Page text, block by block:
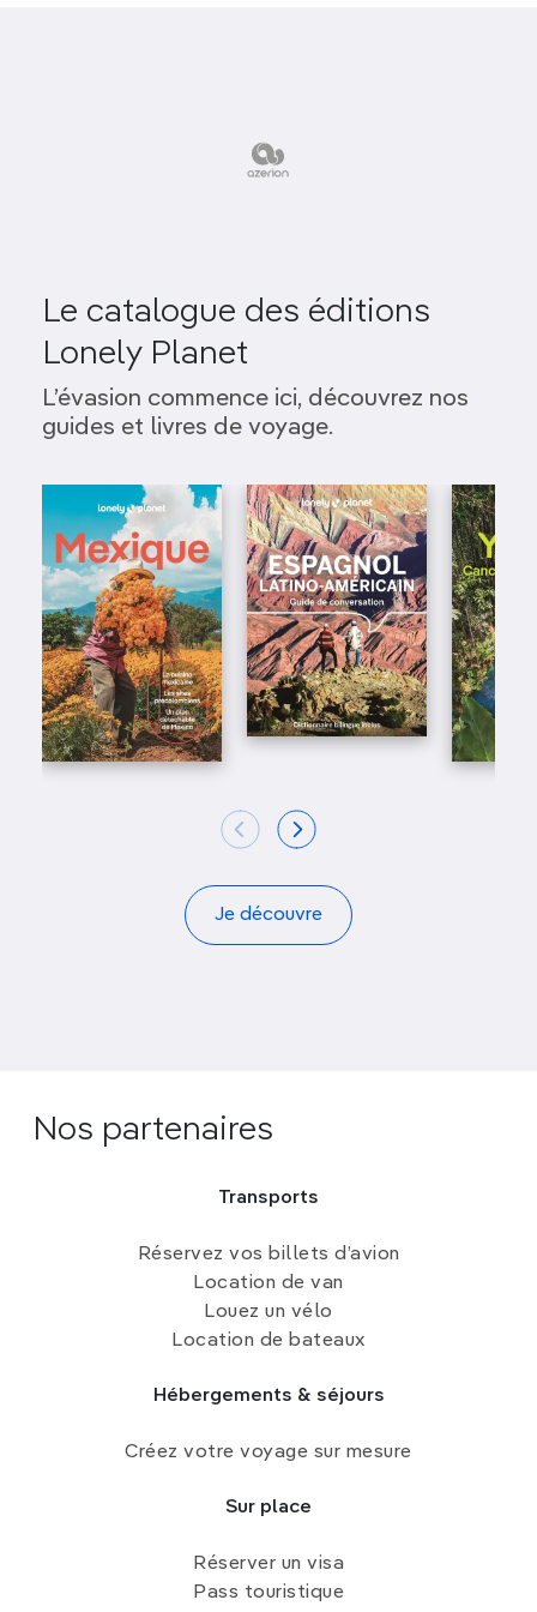
Le catalogue des éditions
Lonely Planet
L’évasion commence ici, découvrez nos
guides et livres de voyage.
Je découvre
Nos partenaires
Transports
Réservez vos billets d’avion
Location de van
Louez un vélo
Location de bateaux
Hébergements & séjours
Créez votre voyage sur mesure
Sur place
Réserver un visa
Pass touristique